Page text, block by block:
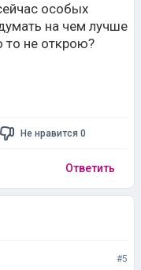
особых
на чем лучше
то не открою?
Не нравится 0
Ответить
#5